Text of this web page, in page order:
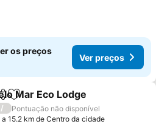
os preços
Ver preços
Adicionar aos favoritos
Mar Eco Lodge
/
Pontuação não disponível
a 15.2 km de Centro da cidade